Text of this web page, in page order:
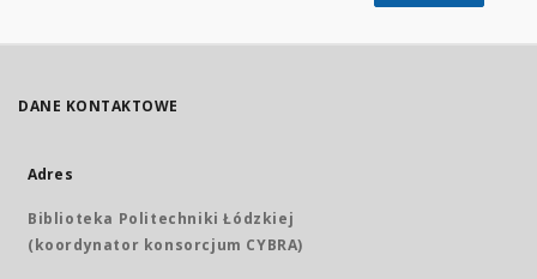
DANE KONTAKTOWE
Adres
Biblioteka Politechniki Łódzkiej
(koordynator konsorcjum CYBRA)